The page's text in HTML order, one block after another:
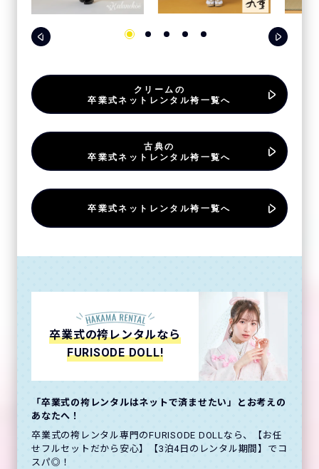
クリームの
卒業式ネットレンタル袴一覧へ
古典の
卒業式ネットレンタル袴一覧へ
卒業式ネットレンタル袴一覧へ
卒業式の袴レンタルなら
FURISODE DOLL!
「卒業式の袴レンタルはネットで済ませたい」とお考えの
あなたへ！
卒業式の袴レンタル専門のFURISODE DOLLなら、【お任
せフルセットだから安心】【3泊4日のレンタル期間】でコ
スパ◎！